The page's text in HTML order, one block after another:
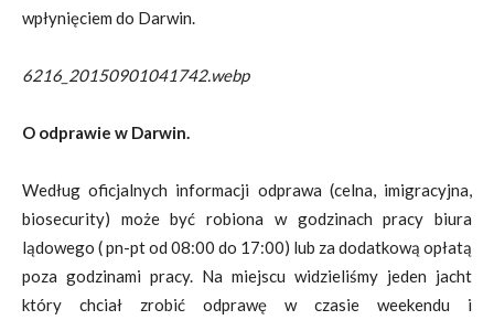
wpłynięciem do Darwin.
6216_20150901041742.webp
O odprawie w Darwin.
Według oficjalnych informacji odprawa (celna, imigracyjna,
biosecurity) może być robiona w godzinach pracy biura
lądowego ( pn-pt od 08:00 do 17:00) lub za dodatkową opłatą
poza godzinami pracy. Na miejscu widzieliśmy jeden jacht
który chciał zrobić odprawę w czasie weekendu i